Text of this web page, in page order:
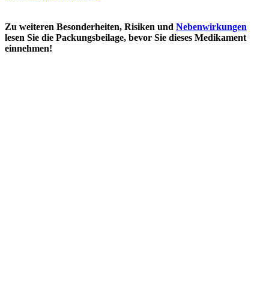
Zu weiteren Besonderheiten, Risiken und Nebenwirkungen
lesen Sie die Packungsbeilage, bevor Sie dieses Medikament
einnehmen!